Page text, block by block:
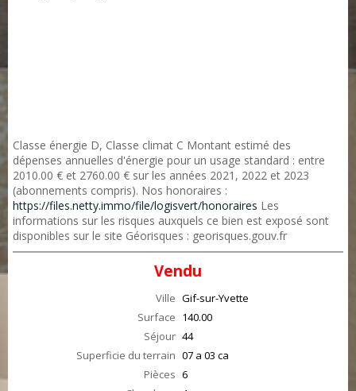
Classe énergie D, Classe climat C Montant estimé des
dépenses annuelles d'énergie pour un usage standard : entre
2010.00 € et 2760.00 € sur les années 2021, 2022 et 2023
(abonnements compris). Nos honoraires :
https://files.netty.immo/file/logisvert/honoraires Les
informations sur les risques auxquels ce bien est exposé sont
disponibles sur le site Géorisques : georisques.gouv.fr
Vendu
Ville Gif-sur-Yvette
Surface 140.00
Séjour 44
Superficie du terrain 07 a 03 ca
Pièces 6